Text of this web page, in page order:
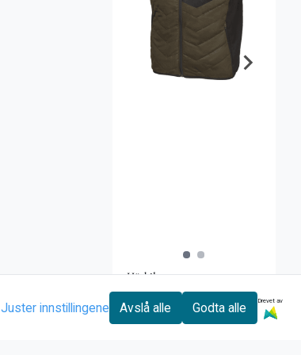
Härkila
Härkila Heat
waistcoat
Juster innstillingene Avslå alle Godta alle Drevet av